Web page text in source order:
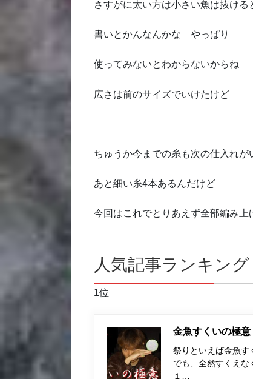
さすがに太い方は小さい魚は抜ける
書いとかんなんかな やっぱり
使ってみないとわからないからね
広さは前のサイズでいけたけど
ちゅうか今までの糸も次の仕入れ
あと細い糸4本あるんだけど
今回はこれでとりあえず全部編み上
人気記事ランキング
1位
金魚すくいの極
祭りといえば金魚す
でも、全然すくえな
１…